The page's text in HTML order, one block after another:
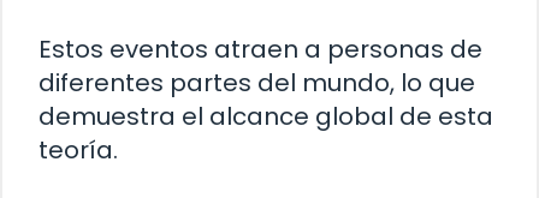
Estos eventos atraen a personas de
diferentes partes del mundo, lo que
demuestra el alcance global de esta
teoría.